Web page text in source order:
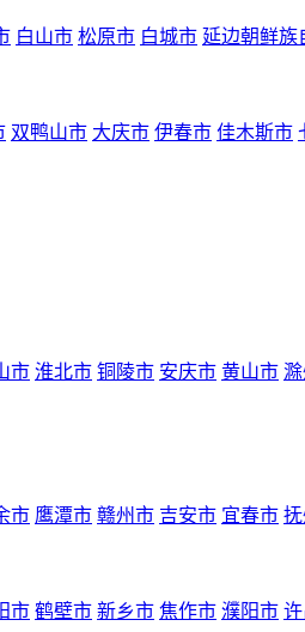
白山市 松原市 白城市 延边朝鲜族
双鸭山市 大庆市 伊春市 佳木斯市
市 淮北市 铜陵市 安庆市 黄山市
市 鹰潭市 赣州市 吉安市 宜春市
市 鹤壁市 新乡市 焦作市 濮阳市